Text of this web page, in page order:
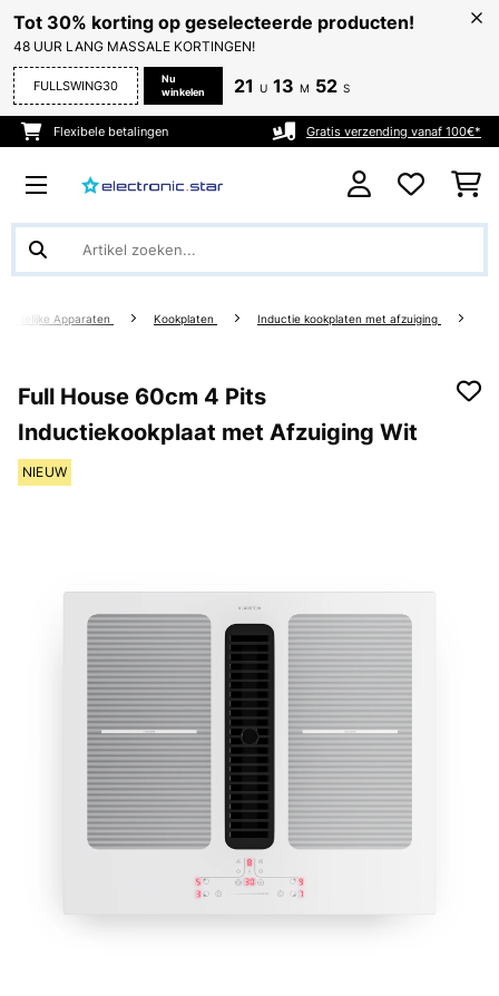
Tot 30% korting op geselecteerde producten!
48 UUR LANG MASSALE KORTINGEN!
FULLSWING30
Nu
winkelen
21 U 13 M 51 S
Flexibele betalingen Gratis verzending vanaf 100€*
Apparaten Kookplaten Inductie kookplaten met afzuiging
Full House 60cm 4 Pits
Inductiekookplaat met Afzuiging Wit
NIEUW